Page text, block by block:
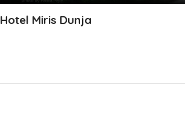
Hotel Miris Dunja